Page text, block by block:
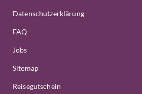
Datenschutzerklärung
FAQ
Jobs
Sitemap
Reisegutschein